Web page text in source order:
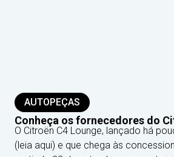
AUTOPEÇAS
Conheça os fornecedores do
O Citroën C4 Lounge, lançado há
(leia aqui) e que chega às